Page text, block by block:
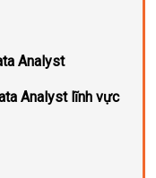
Analyst
Analyst lĩnh vực